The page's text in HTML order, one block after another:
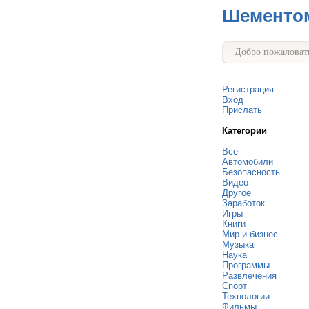
Добро
Регистрация
Вход
Прислать
Категории
Все
Автомобили
Безопасность
Видео
Другое
Заработок
Игры
Книги
Мир и бизнес
Музыка
Наука
Программы
Развлечения
Спорт
Технологии
Фильмы